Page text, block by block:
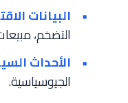
البيانات
التضخم،
الأحداث
الجيوسياسية.